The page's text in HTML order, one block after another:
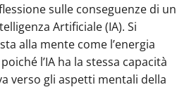
sulle conseguenze di un
Artificiale (IA). Si
alla mente come l’energia
l’IA ha la stessa capacità
verso gli aspetti mentali della